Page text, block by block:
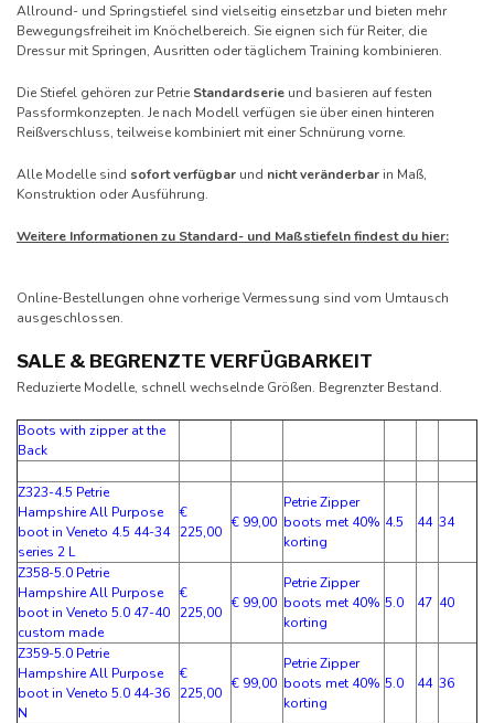
Allround- und Springstiefel sind vielseitig einsetzbar und bieten mehr
Bewegungsfreiheit im Knöchelbereich. Sie eignen sich für Reiter, die
Dressur mit Springen, Ausritten oder täglichem Training kombinieren.
Die Stiefel gehören zur Petrie Standardserie und basieren auf festen
Passformkonzepten. Je nach Modell verfügen sie über einen hinteren
Reißverschluss, teilweise kombiniert mit einer Schnürung vorne.
Alle Modelle sind sofort verfügbar und nicht veränderbar in Maß,
Konstruktion oder Ausführung.
Weitere Informationen zu Standard- und Maßstiefeln findest du hier:
Online-Bestellungen ohne vorherige Vermessung sind vom Umtausch
ausgeschlossen.
SALE & BEGRENZTE VERFÜGBARKEIT
Reduzierte Modelle, schnell wechselnde Größen. Begrenzter Bestand.
Boots with zipper at the
Back
Z323-4.5 Petrie
Hampshire All Purpose
boot in Veneto 4.5 44-34
series 2 L
€
225,00
€ 99,00
Petrie Zipper
boots met 40%
korting
4.5 44 34
Z358-5.0 Petrie
Hampshire All Purpose
boot in Veneto 5.0 47-40
custom made
€
225,00
€ 99,00
Petrie Zipper
boots met 40%
korting
5.0 47 40
Z359-5.0 Petrie
Hampshire All Purpose
boot in Veneto 5.0 44-36
N
€
225,00
€ 99,00
Petrie Zipper
boots met 40%
korting
5.0 44 36